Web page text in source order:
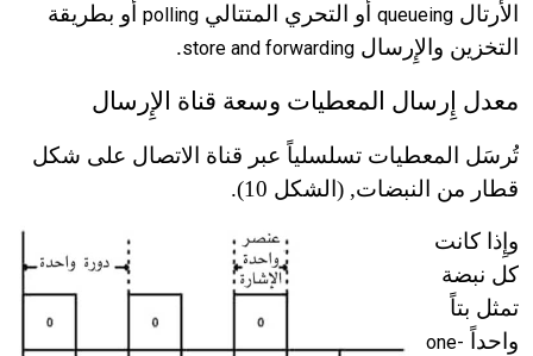
الأرتال queueing أو التحري المتتالي polling أو بطريقة
التخزين والإِرسال store and forwarding
.
معدل إِرسال المعطيات وسعة قناة الإِرسال
تُرسَل المعطيات تسلسلياً عبر قناة الاتصال على شكل
قطار من النبضات, (الشكل 10).
وإِذا كانت
كل نبضة
تمثل بتاً
واحداً
one-